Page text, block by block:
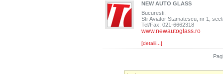
NEW AUTO GLASS
Bucuresti,
Str Aviator Stamatescu, nr 1,
Tel/Fax: 021-6662318
www.newautoglass.ro
[detalii...]